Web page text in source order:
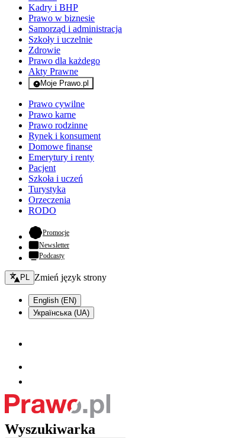
Kadry i BHP
Prawo w biznesie
Samorząd i administracja
Szkoły i uczelnie
Zdrowie
Prawo dla każdego
Akty Prawne
Moje Prawo.pl
- rejestracja i logowanie do serwisu
Prawo cywilne
Prawo karne
Prawo rodzinne
Rynek i konsument
Domowe finanse
Emerytury i renty
Pacjent
Szkoła i uczeń
Turystyka
Orzeczenia
RODO
Promocje- otwiera się w nowej karcie
Newsletter
Podcasty
Zmień język - bieżący:
PL Zmień język strony
English (EN)
Українська (UA)
Wyszukiwarka